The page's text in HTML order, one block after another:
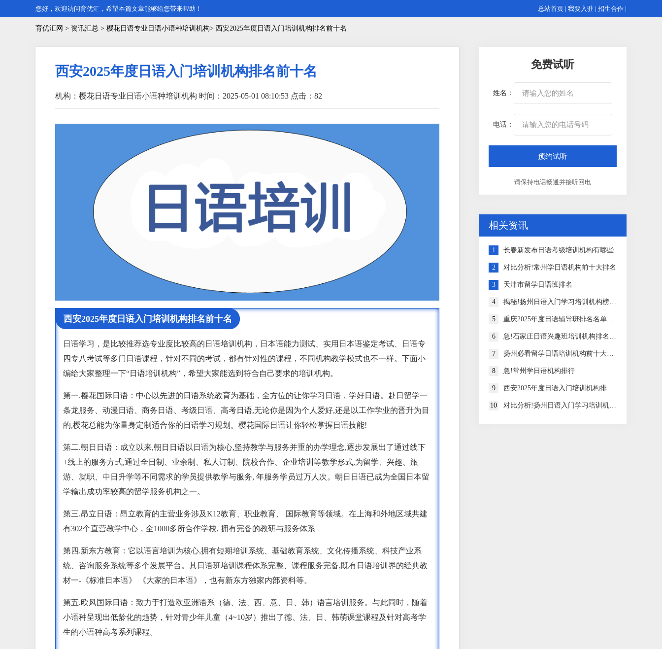
总站首页 | 我要入驻 | 招生合作 |
您好，欢迎访问育优汇，希望本篇文章能够给您带来帮助！
育优汇网 > 资讯汇总 > 樱花日语专业日语小语种培训机构> 西安2025年度日语入门培训机构排名前十名
西安2025年度日语入门培训机构排名前十名
机构：樱花日语专业日语小语种培训机构 时间：2025-05-01 08:10:53 点击： 82
西安2025年度日语入门培训机构排名前十名
日语学习，是比较推荐选专业度比较高的日语培训机构，日本语能力测试、实用日本语鉴定考试、日语专
四专八考试等多门日语课程，针对不同的考试，都有针对性的课程，不同机构教学模式也不一样。下面小
编给大家整理一下“日语培训机构”，希望大家能选到符合自己要求的培训机构。
第一.樱花国际日语：中心以先进的日语系统教育为基础，全方位的让你学习日语，学好日语。赴日留学一
条龙服务、动漫日语、商务日语、考级日语、高考日语,无论你是因为个人爱好,还是以工作学业的晋升为目
的,樱花总能为你量身定制适合你的日语学习规划。樱花国际日语让你轻松掌握日语技能!
第二.朝日日语：成立以来,朝日日语以日语为核心,坚持教学与服务并重的办学理念,逐步发展出了通过线下
+线上的服务方式,通过全日制、业余制、私人订制、院校合作、企业培训等教学形式,为留学、兴趣、旅
游、就职、中日升学等不同需求的学员提供教学与服务, 年服务学员过万人次。朝日日语已成为全国日本留
学输出成功率较高的留学服务机构之一。
第三.昂立日语：昂立教育的主营业务涉及K12教育、职业教育、 国际教育等领域。在上海和外地区域共建
有302个直营教学中心，全1000多所合作学校, 拥有完备的教研与服务体系
第四.新东方教育：它以语言培训为核心,拥有短期培训系统、基础教育系统、文化传播系统、科技产业系
统、咨询服务系统等多个发展平台。其日语班培训课程体系完整、课程服务完备,既有日语培训界的经典教
材一-《标准日本语》 《大家的日本语》，也有新东方独家内部资料等。
第五.欧风国际日语：致力于打造欧亚洲语系（德、法、西、意、日、韩）语言培训服务。与此同时，随着
小语种呈现出低龄化的趋势，针对青少年儿童（4~10岁）推出了德、法、日、韩萌课堂课程及针对高考学
生的小语种高考系列课程。
免费试听
姓名：
电话：
请保持电话畅通并接听回电
相关资讯
1 长春新发布日语考级培训机构有哪些
2 对比分析!常州学日语机构前十大排名
3 天津市留学日语班排名
4 揭秘!扬州日语入门学习培训机构榜首排名汇总
5 重庆2025年度日语辅导班排名名单公布
6 急!石家庄日语兴趣班培训机构排名名单出炉
7 扬州必看留学日语培训机构前十大排名
8 急!常州学日语机构排行
9 西安2025年度日语入门培训机构排名前十名
10 对比分析!扬州日语入门学习培训机构排名名单一览